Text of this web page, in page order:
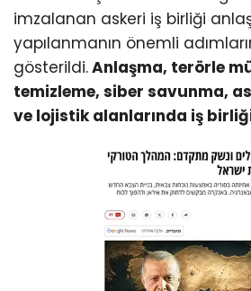
imzalanan askeri iş birliği
yapılanmanın önemli
gösterildi.Anlaşma, terörle
temizleme, siber savunma,
ve lojistik alanlarında iş